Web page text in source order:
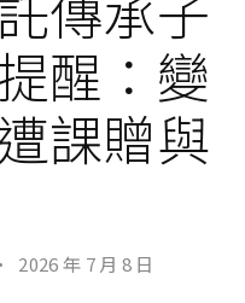
醒：變
課贈與
· 2026 年 7 月 8 日